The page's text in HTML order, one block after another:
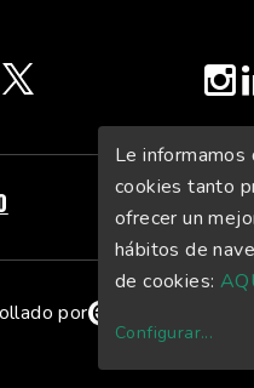
twitter
por
Le
cookies tanto
ofrecer un
hábitos de
de cookies:
Configurar...